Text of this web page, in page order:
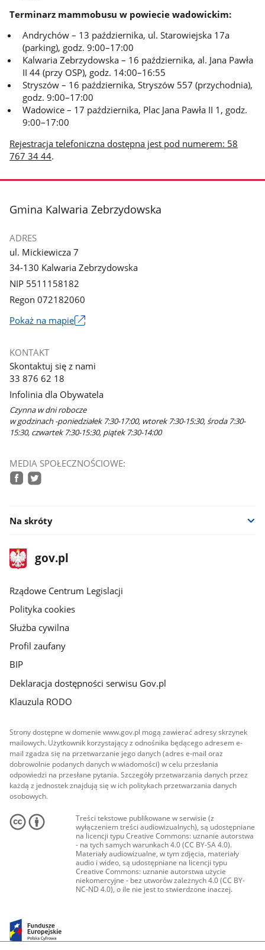
Terminarz mammobusu w powiecie wadowickim:
Andrychów – 13 października, ul. Starowiejska 17a
(parking), godz. 9:00–17:00
Kalwaria Zebrzydowska – 16 października, al. Jana Pawła
II 44 (przy OSP), godz. 14:00–16:55
Stryszów – 16 października, Stryszów 557 (przychodnia),
godz. 9:00–17:00
Wadowice – 17 października, Plac Jana Pawła II 1, godz.
9:00–17:00
Rejestracja telefoniczna dostępna jest pod numerem: 58
767 34 44.
stopka
Gmina Kalwaria Zebrzydowska
ADRES
ul. Mickiewicza 7
34-130 Kalwaria Zebrzydowska
NIP 5511158182
Regon 072182060
Pokaż na mapieLink
nowym
KONTAKT
Skontaktuj się z nami
33 876 62 18
Infolinia dla Obywatela
Czynna w dni robocze
w godzinach -poniedziałek 7:30-17:00, wtorek 7:30-15:30, środa 7:30-
15:30, czwartek 7:30-15:30, piątek 7:30-14:00
MEDIA SPOŁECZNOŚCIOWE:
Na skróty
stopka
gov.plStrona
gov.pl
Rządowe Centrum Legislacji
Polityka cookies
Służba cywilna
Profil zaufany
BIP
Deklaracja dostępności serwisu Gov.pl
Klauzula RODO
Strony dostępne w domenie www.gov.pl mogą zawierać adresy skrzynek
mailowych. Użytkownik korzystający z odnośnika będącego adresem e-
mail zgadza się na przetwarzanie jego danych (adres e-mail oraz
dobrowolnie podanych danych w wiadomości) w celu przesłania
odpowiedzi na przesłane pytania. Szczegóły przetwarzania danych przez
każdą z jednostek znajdują się w ich politykach przetwarzania danych
osobowych.
Treści tekstowe publikowane w serwisie (z
wyłączeniem treści audiowizualnych), są udostępniane
na licencji typu Creative Commons: uznanie autorstwa
- na tych samych warunkach 4.0 (CC BY-SA 4.0).
Materiały audiowizualne, w tym zdjęcia, materiały
audio i wideo, są udostępniane na licencji typu
Creative Commons: uznanie autorstwa użycie
niekomercyjne - bez utworów zależnych 4.0 (CC BY-
NC-ND 4.0), o ile nie jest to stwierdzone inaczej.